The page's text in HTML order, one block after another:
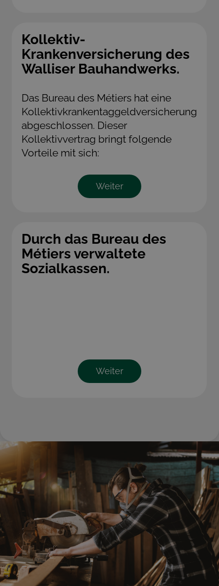
Kollektiv-
Krankenversicherung des
Walliser Bauhandwerks.
Das Bureau des Métiers hat eine
Kollektivkrankentaggeldversicherung
abgeschlossen. Dieser
Kollektivvertrag bringt folgende
Vorteile mit sich:
Weiter
Durch das Bureau des
Métiers verwaltete
Sozialkassen.
Weiter